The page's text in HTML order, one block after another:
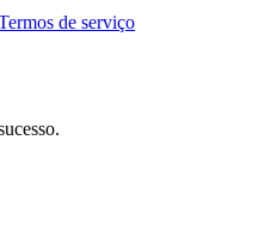
de serviço